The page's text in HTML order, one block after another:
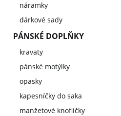
náramky
dárkové sady
PÁNSKÉ DOPLŇKY
kravaty
pánské motýlky
opasky
kapesníčky do saka
manžetové knoflíčky